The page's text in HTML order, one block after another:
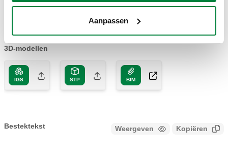
Aanpassen
3D-modellen
IGS STP BIM
Bestektekst Weergeven Kopiëren